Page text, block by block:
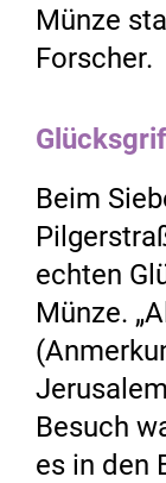
Münze
Forscher.
Beim
echten
Münze.
Besuch
es in den